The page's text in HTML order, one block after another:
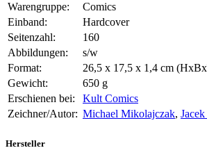
Warengruppe:
Comics
Einband:
Hardcover
Seitenzahl:
160
Abbildungen:
s/w
Format:
26,5 x 17,5 x 1,4 cm
Gewicht:
650 g
Erschienen bei:
Kult Comics
Zeichner/Autor: Michael Mikolajczak,
Hersteller